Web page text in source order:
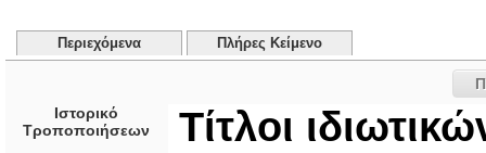
Περιεχόμενα Πλήρες Κείμενο
Ιστορικό
Τροποποιήσεων
Τίτλοι